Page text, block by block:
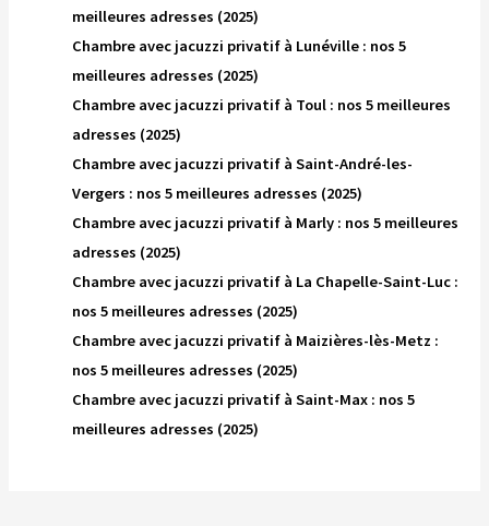
meilleures adresses (2025)
Chambre avec jacuzzi privatif à Lunéville : nos 5
meilleures adresses (2025)
Chambre avec jacuzzi privatif à Toul : nos 5 meilleures
adresses (2025)
Chambre avec jacuzzi privatif à Saint-André-les-
Vergers : nos 5 meilleures adresses (2025)
Chambre avec jacuzzi privatif à Marly : nos 5 meilleures
adresses (2025)
Chambre avec jacuzzi privatif à La Chapelle-Saint-Luc :
nos 5 meilleures adresses (2025)
Chambre avec jacuzzi privatif à Maizières-lès-Metz :
nos 5 meilleures adresses (2025)
Chambre avec jacuzzi privatif à Saint-Max : nos 5
meilleures adresses (2025)